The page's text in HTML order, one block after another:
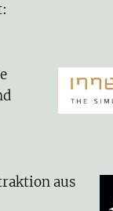
aus